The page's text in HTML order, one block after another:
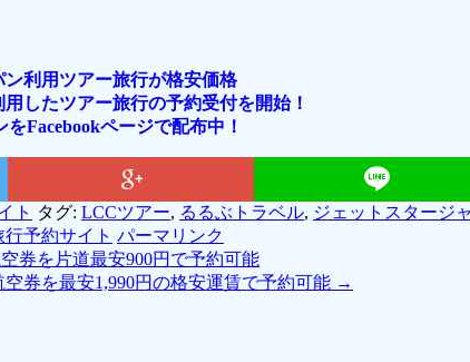
利用ツアー旅行が格安価格
したツアー旅行の予約受付を開始！
Facebookページで配布中！
ト タグ: LCCツアー, るるぶトラベル, ジェットスタージ
行予約サイト パーマリンク
券を片道最安900円で予約可能
券を最安1,990円の格安運賃で予約可能 →